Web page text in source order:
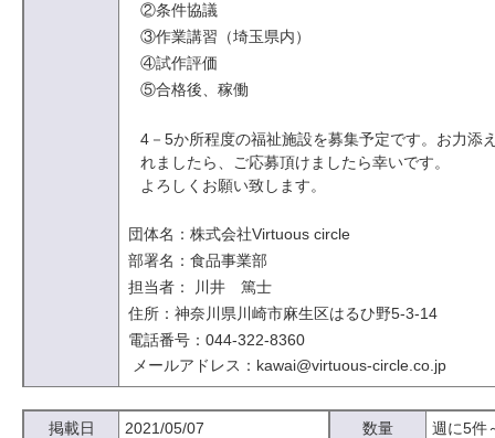
②条件協議
③作業講習（埼玉県内）
④試作評価
⑤合格後、稼働
4－5か所程度の福祉施設を募集予定です。お力添
れましたら、ご応募頂けましたら幸いです。
よろしくお願い致します。
団体名：株式会社Virtuous circle
部署名：食品事業部
担当者： 川井 篤士
住所：神奈川県川崎市麻生区はるひ野5-3-14
電話番号：044-322-8360
メールアドレス：kawai@virtuous-circle.co.jp
掲載日 2021/05/07 数量
週に5件